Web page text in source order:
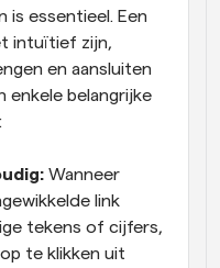
essentieel. Een
intuïtief zijn,
en aansluiten
enkele belangrijke
Wanneer
link
tekens of cijfers,
te klikken uit